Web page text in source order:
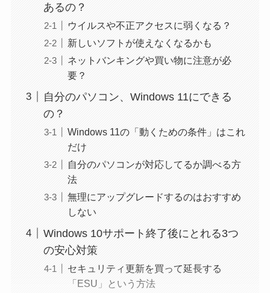
あるの？
ウイルスや不正アクセスに弱くなる？
新しいソフトが使えなくなるかも
ネットバンキングや買い物に注意が必
要？
自分のパソコン、Windows 11にできる
の？
Windows 11の「動くための条件」はこれ
だけ
自分のパソコンが対応してるか調べる方
法
無理にアップグレードするのはおすすめ
しない
Windows 10サポート終了後にとれる3つ
の安心対策
セキュリティ更新を買って延長する
「ESU」という方法